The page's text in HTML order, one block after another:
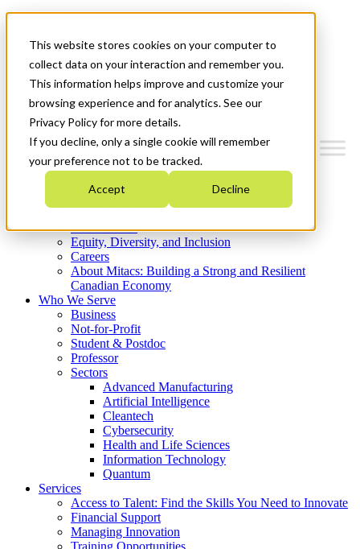
This website stores cookies on your computer to
collect data on your interaction and remember you.
This information helps improve and customize your
browsing experience and for analytics. See our
Privacy Policy for more details.
If you decline, only a single cookie will remember
your preference not to be tracked.
Accept Decline
News & Events
Get Started
Menu
Who We Are
Strategic Plan 2026-2030
What We Do
Equity, Diversity, and Inclusion
Careers
About Mitacs: Building a Strong and Resilient
Canadian Economy
Who We Serve
Business
Not-for-Profit
Student & Postdoc
Professor
Sectors
Advanced Manufacturing
Artificial Intelligence
Cleantech
Cybersecurity
Health and Life Sciences
Information Technology
Quantum
Services
Access to Talent: Find the Skills You Need to Innovate
Financial Support
Managing Innovation
Training Opportunities